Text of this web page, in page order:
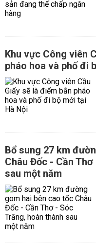
Khu vực Công viên
pháo hoa và phố đi
Bổ sung 27 km
Châu Đốc - Cần
sau một năm